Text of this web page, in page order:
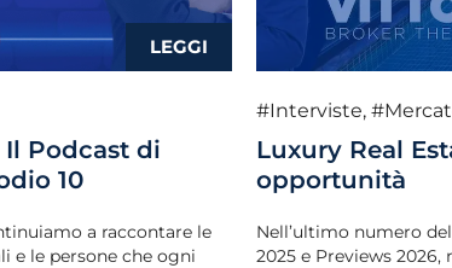
Il Podcast di
10
a raccontare le
e le persone che ogni
#Interviste,
Luxury Real
opportunità
Nell’ultimo numero
2025 e Previews